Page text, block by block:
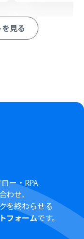
料プランは、2週間の
料トライアル中には
す。
見る
ー・RPA
わせ、
を終わらせる
フォームです。